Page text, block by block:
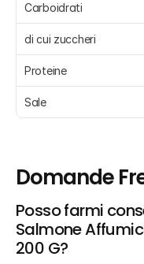
Carboidrati
di cui zuccheri
Proteine
Sale
Domande
Posso farmi
Salmone
200 G?